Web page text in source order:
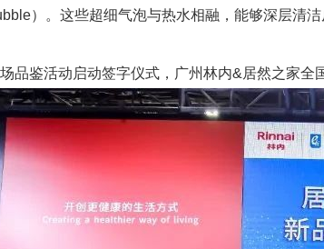
）。这些超细气泡与热水相融，能够深层清
品鉴活动启动签字仪式，广州林内&居然之家全